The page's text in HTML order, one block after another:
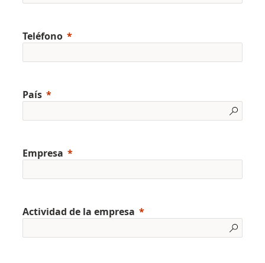
Teléfono
País
Empresa
Actividad de la empresa